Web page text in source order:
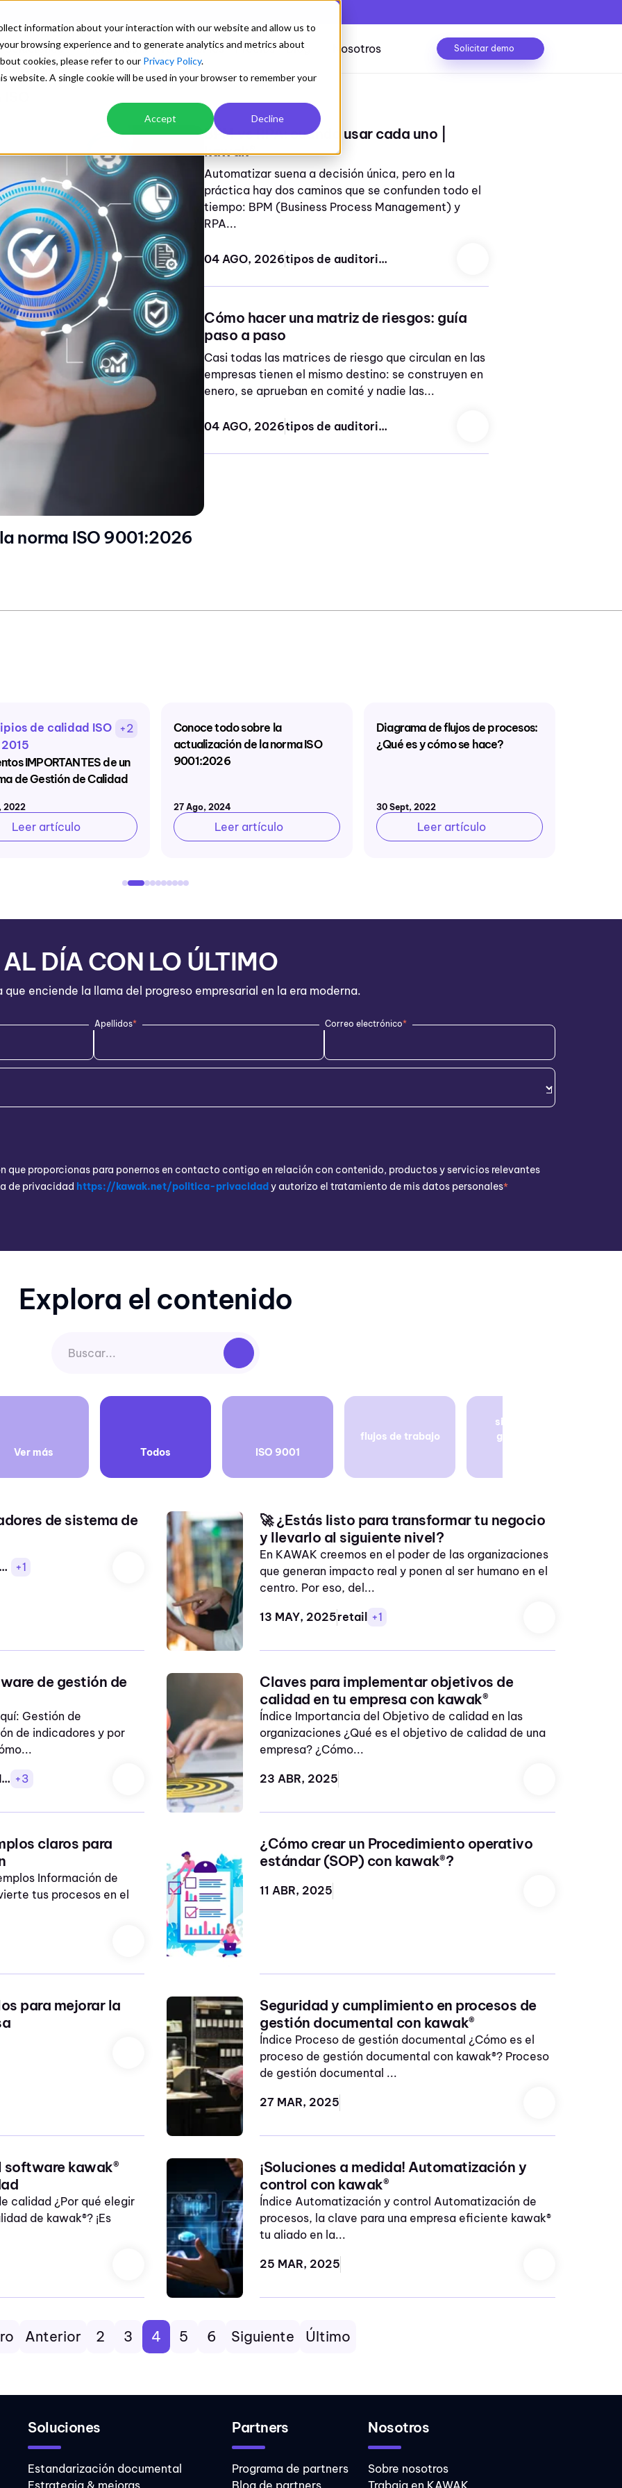
information about your interaction with our website and allow us to
browsing experience and to generate analytics and metrics about
cookies, please refer to our Privacy Policy.
A single cookie will be used in your browser to remember your
Accept Decline
Transforma tu gestión
Soluciones
Orden documental centralizado y controlado
para todos
Control automático de versiones
Cuantificación de visualizaciones
y descargas
Seguridad de la información
Trazabilidad y control de cambios
Explorar
Industrias
transporte
Ver detalle
Conocerlo
Testimonios Precios Blog
Blog con artículos de interés
Una biblioteca preparada para aprender sobre
los sistemas de gestión empresarial
Nosotros Solicitar demo
norma ISO 9001:2026
BPM vs RPA: cuándo usar cada uno |
kawak®
Automatizar suena a decisión única, pero en la
práctica hay dos caminos que se confunden todo el
tiempo: BPM (Business Process Management) y
RPA...
04 AGO, 2026 tipos de auditorias
Cómo hacer una matriz de riesgos: guía
paso a paso
Casi todas las matrices de riesgo que circulan en las
empresas tienen el mismo destino: se construyen en
enero, se aprueban en comité y nadie las...
04 AGO, 2026 tipos de auditorias
de calidad ISO
+2
IMPORTANTES de un
de Gestión de Calidad
2022
Leer artículo
Conoce todo sobre la
actualización de la norma ISO
9001:2026
27 Ago, 2024
Leer artículo
Diagrama de flujos de procesos:
¿Qué es y cómo se hace?
30 Sept, 2022
Leer artículo
DÍA CON LO ÚLTIMO
que enciende la llama del progreso empresarial en la era moderna.
Apellidos* Correo electrónico*
que proporcionas para ponernos en contacto contigo en relación con contenido, productos y servicios relevantes
de privacidad https://kawak.net/politica-privacidady autorizo el tratamiento de mis datos personales*
Explora el contenido
Ver más Todos ISO 9001
flujos de trabajo
sistema de
gestión de
de sistema de
indicadores ISO 9001 +1
🚀 ¿Estás listo para transformar tu negocio
y llevarlo al siguiente nivel?
En KAWAK creemos en el poder de las organizaciones
que generan impacto real y ponen al ser humano en el
centro. Por eso, del...
13 MAY, 2025retail +1
de gestión de
Gestión de
de indicadores y por
indicadores ISO 9001 +3
Claves para implementar objetivos de
calidad en tu empresa con kawak®
Índice Importancia del Objetivo de calidad en las
organizaciones ¿Qué es el objetivo de calidad de una
empresa? ¿Cómo...
23 ABR, 2025
claros para
Información de
tus procesos en el
¿Cómo crear un Procedimiento operativo
estándar (SOP) con kawak®?
11 ABR, 2025
para mejorar la
Seguridad y cumplimiento en procesos de
gestión documental con kawak®
Índice Proceso de gestión documental ¿Cómo es el
proceso de gestión documental con kawak®? Proceso
de gestión documental ...
27 MAR, 2025
software kawak®
calidad ¿Por qué elegir
de kawak®? ¡Es
¡Soluciones a medida! Automatización y
control con kawak®
Índice Automatización y control Automatización de
procesos, la clave para una empresa eficiente kawak®
tu aliado en la...
25 MAR, 2025
Anterior 2 3 4 5 6 Siguiente Último
Soluciones
Estandarización documental
Estrategia & mejoras
Partners
Programa de partners
Blog de partners
Nosotros
Sobre nosotros
Trabaja en KAWAK